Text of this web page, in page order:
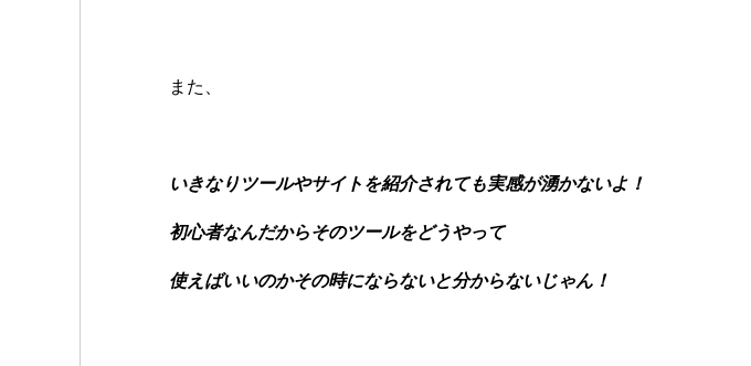
また、
いきなりツールやサイトを紹介されても実感が湧かないよ！
初心者なんだからそのツールをどうやって
使えばいいのかその時にならないと分からないじゃん！